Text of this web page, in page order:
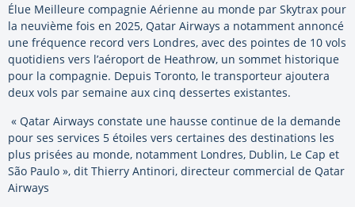
Élue Meilleure compagnie Aérienne au monde par Skytrax pour
la neuvième fois en 2025, Qatar Airways a notamment annoncé
une fréquence record vers Londres, avec des pointes de 10 vols
quotidiens vers l’aéroport de Heathrow, un sommet historique
pour la compagnie. Depuis Toronto, le transporteur ajoutera
deux vols par semaine aux cinq dessertes existantes.
« Qatar Airways constate une hausse continue de la demande
pour ses services 5 étoiles vers certaines des destinations les
plus prisées au monde, notamment Londres, Dublin, Le Cap et
São Paulo », dit Thierry Antinori, directeur commercial de Qatar
Airways